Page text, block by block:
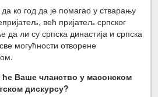
ко год да је помагао у стварању
већ пријатељ српског
да ли су српска династија и српска
могућности отворене
Ваше чланство у масонском
дискурсу?